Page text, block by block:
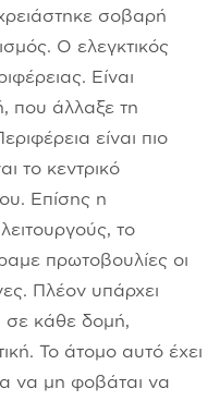
σοβαρή
Ο ελεγκτικός
Είναι
που άλλαξε τη
είναι πιο
το κεντρικό
Επίσης η
το
πρωτοβουλίες οι
Πλέον υπάρχει
σε κάθε δομή,
Το άτομο αυτό έχει
να μη φοβάται να